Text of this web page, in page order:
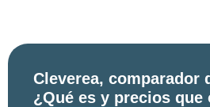
Cleverea, comparador
¿Qué es y precios que